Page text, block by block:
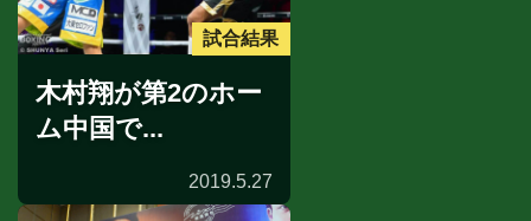
試合結果
木村翔が第2のホー
ム中国で...
2019.5.27